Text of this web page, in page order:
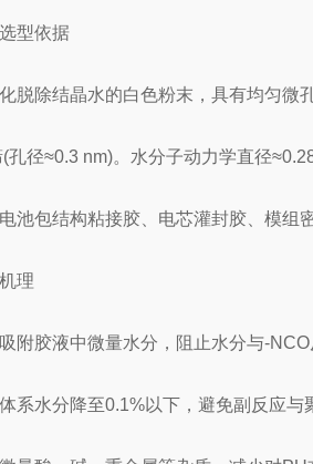
型依据
除结晶水的白色粉末，具有均匀微孔
≈0.3 nm)。水分子动力学直径
包结构粘接胶、电芯灌封胶、模组
理
胶液中微量水分，阻止水分与-NCO
水分降至0.1%以下，避免副反应与